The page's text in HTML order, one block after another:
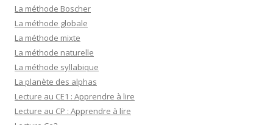
La méthode Boscher
La méthode globale
La méthode mixte
La méthode naturelle
La méthode syllabique
La planète des alphas
Lecture au CE1 : Apprendre à lire
Lecture au CP : Apprendre à lire